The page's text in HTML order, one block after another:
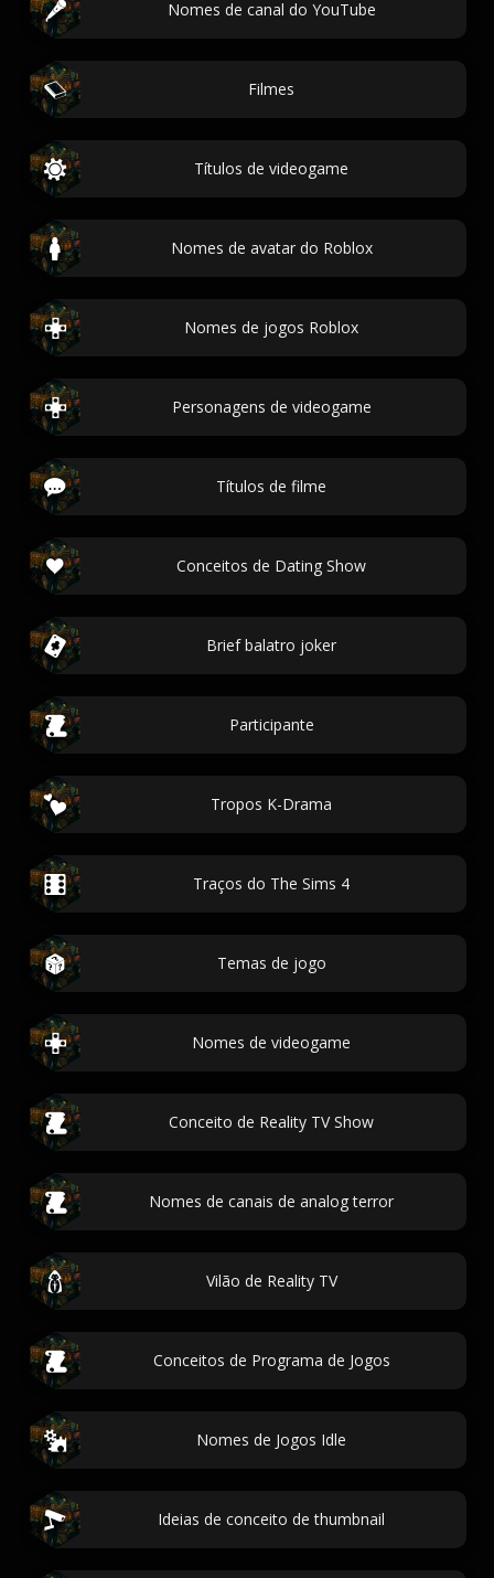
Nomes de canal do YouTube
Filmes
Títulos de videogame
Nomes de avatar do Roblox
Nomes de jogos Roblox
Personagens de videogame
Títulos de filme
Conceitos de Dating Show
Brief balatro joker
Participante
Tropos K-Drama
Traços do The Sims 4
Temas de jogo
Nomes de videogame
Conceito de Reality TV Show
Nomes de canais de analog terror
Vilão de Reality TV
Conceitos de Programa de Jogos
Nomes de Jogos Idle
Ideias de conceito de thumbnail